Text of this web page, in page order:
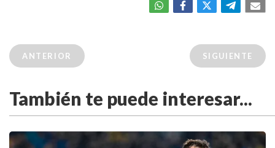
ANTERIOR SIGUIENTE
También te puede interesar...